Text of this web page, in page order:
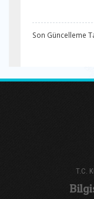
Son Güncelleme
T.C.